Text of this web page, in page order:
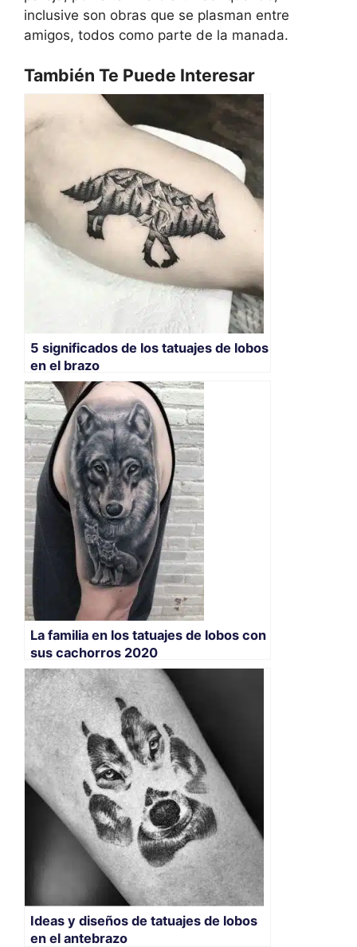
inclusive son obras que se plasman entre
amigos, todos como parte de la manada.
También Te Puede Interesar
5 significados de los tatuajes de lobos
en el brazo
La familia en los tatuajes de lobos con
sus cachorros 2020
Ideas y diseños de tatuajes de lobos
en el antebrazo